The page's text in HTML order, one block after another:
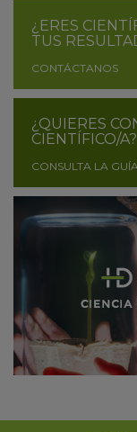
¿ERES
TUS
CONTÁCTANOS
¿QUIERES
CIENTÍFICO/A?
CONSULTA LA